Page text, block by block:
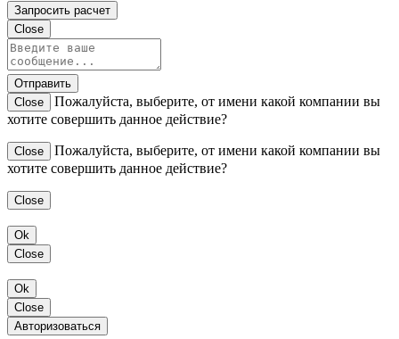
Запросить расчет
Close
Отправить
Close
Пожалуйста, выберите, от имени какой компании вы
хотите совершить данное действие?
Close
Пожалуйста, выберите, от имени какой компании вы
хотите совершить данное действие?
Close
Ok
Close
Ok
Close
Авторизоваться